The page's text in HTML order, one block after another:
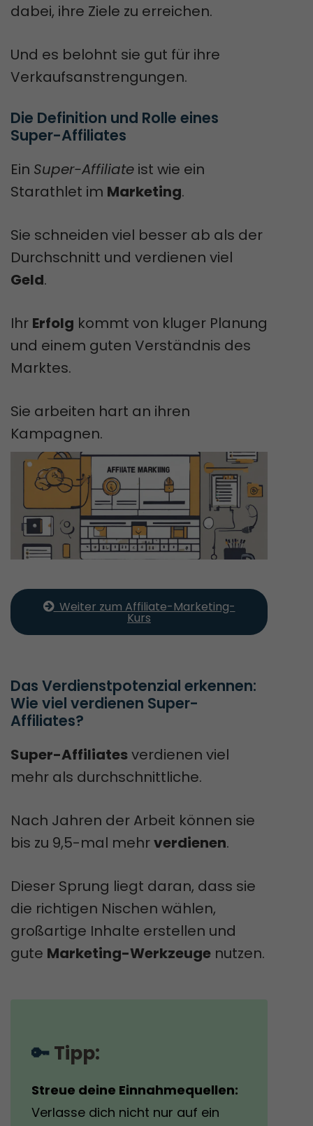
dabei, ihre Ziele zu erreichen.
Und es belohnt sie gut für ihre
Verkaufsanstrengungen.
Die Definition und Rolle eines
Super-Affiliates
Ein Super-Affiliate ist wie ein
Starathlet im Marketing.
Sie schneiden viel besser ab als der
Durchschnitt und verdienen viel
Geld.
Ihr Erfolg kommt von kluger Planung
und einem guten Verständnis des
Marktes.
Sie arbeiten hart an ihren
Kampagnen.
  Weiter zum Affiliate-Marketing-
Kurs
Das Verdienstpotenzial erkennen:
Wie viel verdienen Super-
Affiliates?
Super-Affiliatesverdienen viel
mehr als durchschnittliche.
Nach Jahren der Arbeit können sie
bis zu 9,5-mal mehrverdienen.
Dieser Sprung liegt daran, dass sie
die richtigen Nischen wählen,
großartige Inhalte erstellen und
gute Marketing-Werkzeuge nutzen.
🔑 Tipp:
Streue deine Einnahmequellen:
Verlasse dich nicht nur auf ein